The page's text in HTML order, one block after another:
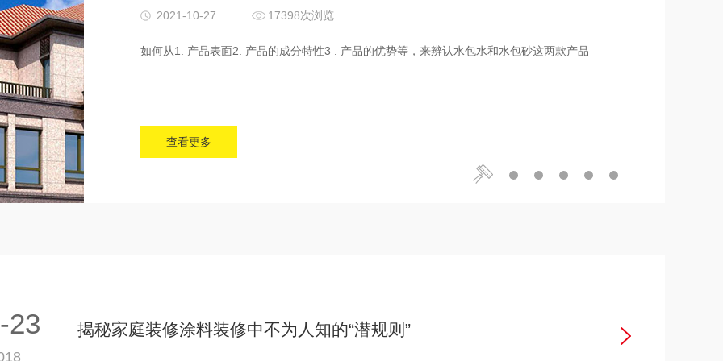
2021-10-27 17398次浏览
如何从1. 产品表面2. 产品的成分特性3 . 产品的优势等，来辨认水包水和水包砂这两款产品
查看更多
23 揭秘家庭装修涂料装修中不为人知的“潜规则”